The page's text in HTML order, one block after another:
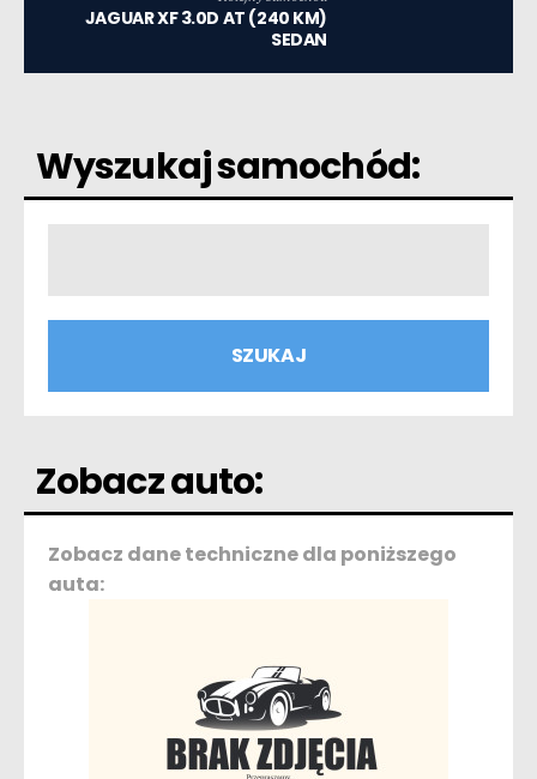
JAGUAR XF 3.0D AT (240 KM)
SEDAN
Wyszukaj samochód:
Zobacz auto:
Zobacz dane techniczne dla poniższego
auta: